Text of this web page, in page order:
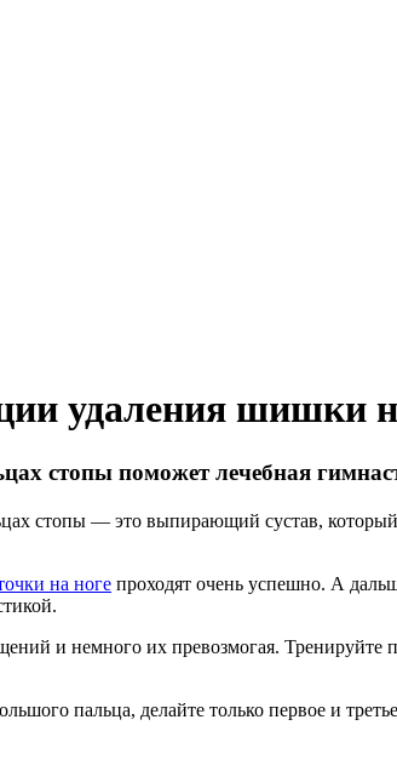
удаления шишки
стопы поможет лечебная
стопы — это выпирающий сустав,
на ноге проходят очень успешно. А
и немного их превозмогая.
пальца, делайте только первое и